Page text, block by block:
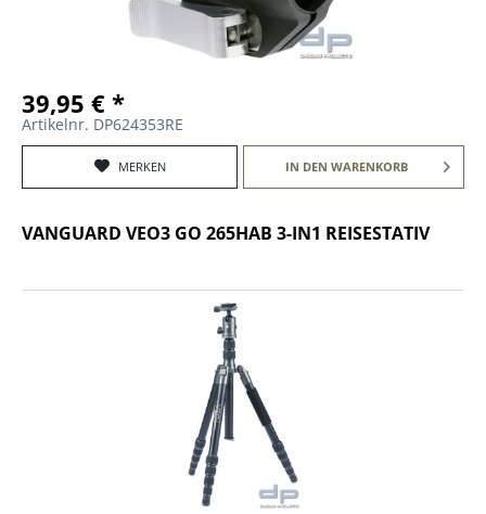
39,95 € *
Artikelnr. DP624353RE
MERKEN IN DEN WARENKORB
VANGUARD VEO3 GO 265HAB 3-IN1 REISESTATIV